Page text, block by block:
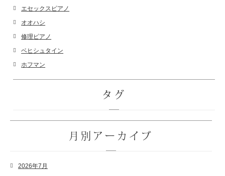
エセックスピアノ
オオハシ
修理ピアノ
ベヒシュタイン
ホフマン
タグ
月別アーカイブ
2026年7月